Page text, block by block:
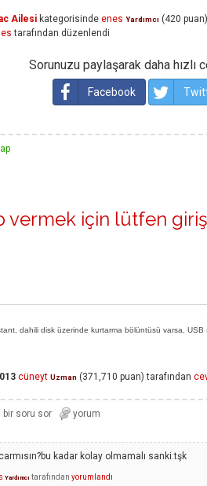
Ailesi kategorisinde enes Yardımcı (420 puan)
tarafından düzenlendi
Sorunuzu paylaşarak daha hızlı
Facebook
vermek için lütfen
dahili disk üzerinde kurtarma bölüntüsü varsa,
cüneyt Uzman (371,710 puan) tarafından
kadar kolay olmamalı sanki.tşk
Yardımcı tarafından yorumlandı